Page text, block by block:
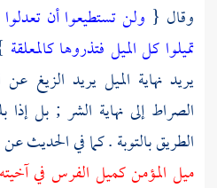
وقال { ولن تستطيعوا أن
تميلوا كل الميل فتذروها كالمعلقة
يريد نهاية الميل يريد الزيغ
الصراط إلى نهاية الشر ; بل
الطريق بالتوبة . كما في الحديث
ميل المؤمن كميل الفرس في